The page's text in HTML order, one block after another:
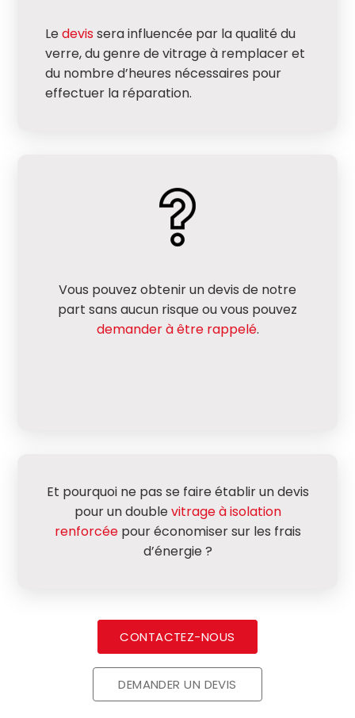
Le devis sera influencée par la qualité du
verre, du genre de vitrage à remplacer et
du nombre d’heures nécessaires pour
effectuer la réparation.
Vous pouvez obtenir un devis de notre
part sans aucun risque ou vous pouvez
demander à être rappelé.
Et pourquoi ne pas se faire établir un devis
pour un double vitrage à isolation
renforcéepour économiser sur les frais
d’énergie ?
CONTACTEZ-NOUS
DEMANDER UN DEVIS